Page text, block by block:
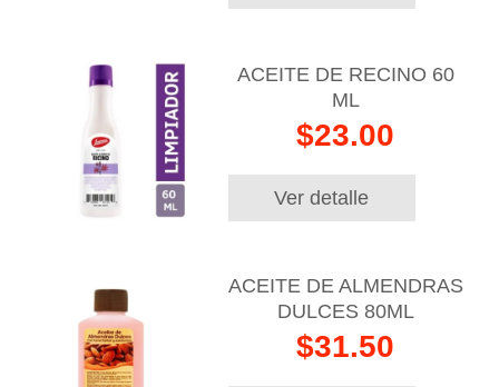
ACEITE DE RECINO 60
ML
$23.00
Ver detalle
ACEITE DE ALMENDRAS
DULCES 80ML
$31.50